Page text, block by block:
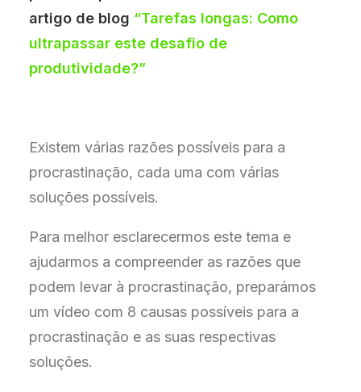
artigo de blog “Tarefas longas: Como
ultrapassar este desafio de
produtividade?”
Existem várias razões possíveis para a
procrastinação, cada uma com várias
soluções possíveis.
Para melhor esclarecermos este tema e
ajudarmos a compreender as razões que
podem levar à procrastinação, preparámos
um vídeo com 8 causas possíveis para a
procrastinação e as suas respectivas
soluções.